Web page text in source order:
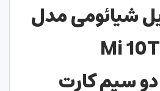
شیائومی مدل
Mi
2007J3SG دو سیم‌ کارت